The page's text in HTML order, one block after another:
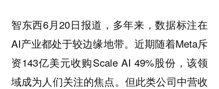
智东西6月20日报道，多年来，数据标注在
AI产业都处于较边缘地带。近期随着Meta斥
资143亿美元收购Scale AI 49%股份，该领
域成为人们关注的焦点。 但此类公司中营收